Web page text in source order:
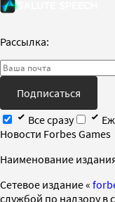
Рассылка:
Подписаться
Все сразу
Новости Forbes Games
Наименование
Cетевое издание «
службой по надзору